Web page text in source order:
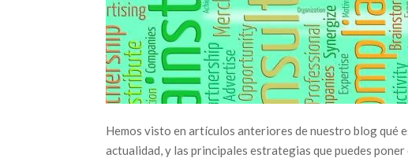
Hemos visto en artículos anteriores de nuestro blog qué
actualidad, y las principales estrategias que puedes